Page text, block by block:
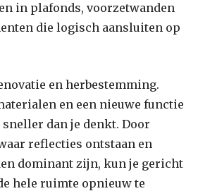
in plafonds, voorzetwanden
die logisch aansluiten op
en herbestemming.
en een nieuwe functie
dan je denkt. Door
reflecties ontstaan en
dominant zijn, kun je gericht
hele ruimte opnieuw te